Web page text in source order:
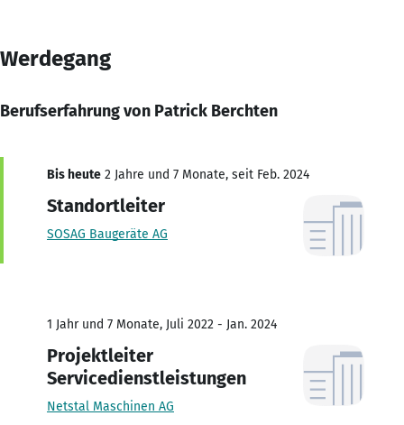
Werdegang
Berufserfahrung von Patrick Berchten
Bis heute 2 Jahre und 7 Monate, seit Feb. 2024
Standortleiter
SOSAG Baugeräte AG
1 Jahr und 7 Monate, Juli 2022 - Jan. 2024
Projektleiter
Servicedienstleistungen
Netstal Maschinen AG